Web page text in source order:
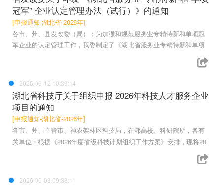
冠军” 企业认定管理办法（试行）》的通知
[申报通知-湖北省-2026年]
各市、州、县发改委（局）：为加强和规范服务业专精特新和单项冠
军企业的认定管理工作，我委制定了《湖北省服务业专精特新和单项
2026-06-12 10:39:14
湖北省科技厅关于组织申报 2026年科技人才服务企业
项目的通知
[申报通知-湖北省-2026年]
各市、州、直管市、神农架林区科技局，在鄂高校、科研院所，各有
关单位：根据《2026年度省级科技计划组织工作方案》安排，现将20
2026-06-03 09:38:11